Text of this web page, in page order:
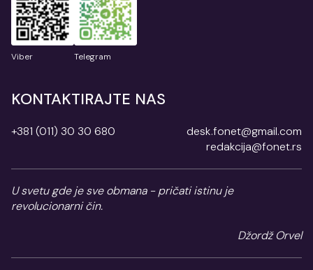
Viber Telegram
KONTAKTIRAJTE NAS
+381 (011) 30 30 680
desk.fonet@gmail.com
redakcija@fonet.rs
U svetu gde je sve obmana - pričati istinu je
revolucionarni čin.
Džordž Orvel